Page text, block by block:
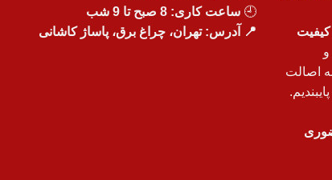
کیفیت
اصالت
🕘 ساعت کاری: 8 صبح تا 9 شب
📍 آدرس: تهران، چراغ برق، پاساژ کاشانی